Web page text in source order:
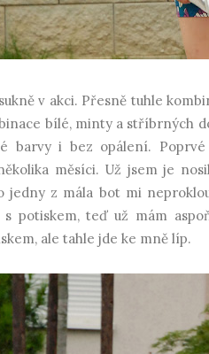
v akci. Přesně tuhle
bílé, minty a stříbrných
barvy i bez opálení.
měsíci. Už jsem je
jedny z mála bot mi
s potiskem, teď už mám
ale tahle jde ke mně líp.